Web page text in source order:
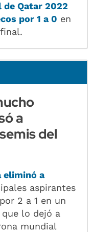
de Qatar 2022
por 1 a 0 en
a
del
eliminó a
aspirantes
2 a 1 en un
lo dejó a
mundial